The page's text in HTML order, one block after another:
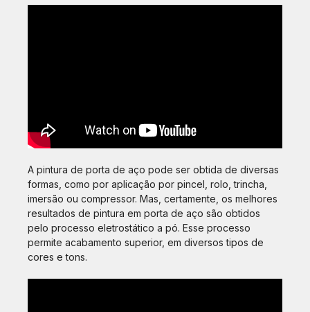
A pintura de porta de aço pode ser obtida de diversas
formas, como por aplicação por pincel, rolo, trincha,
imersão ou compressor. Mas, certamente, os melhores
resultados de pintura em porta de aço são obtidos
pelo processo eletrostático a pó. Esse processo
permite acabamento superior, em diversos tipos de
cores e tons.